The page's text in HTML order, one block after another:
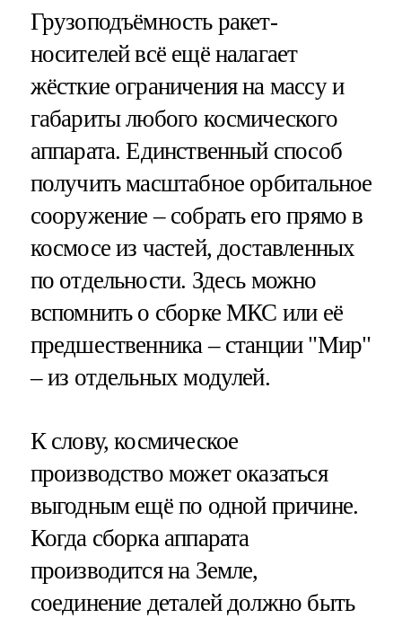
Грузоподъёмность ракет-
носителей всё ещё налагает
жёсткие ограничения на массу и
габариты любого космического
аппарата. Единственный способ
получить масштабное орбитальное
сооружение – собрать его прямо в
космосе из частей, доставленных
по отдельности. Здесь можно
вспомнить о сборке МКС или её
предшественника – станции "Мир"
– из отдельных модулей.
К слову, космическое
производство может оказаться
выгодным ещё по одной причине.
Когда сборка аппарата
производится на Земле,
соединение деталей должно быть